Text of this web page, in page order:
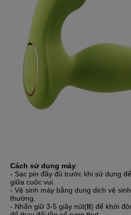
Cách sử dụng máy:
- Sạc pin đầy đủ trước khi sử dụng
giữa cuộc vui.
- Vệ sinh máy bằng dung dịch vệ
thường.
- Nhấn giữ 3-5 giây nút(ll) để khởi